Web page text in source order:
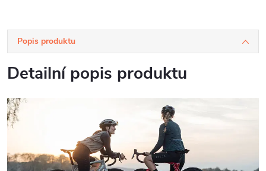
Popis produktu
Detailní popis produktu